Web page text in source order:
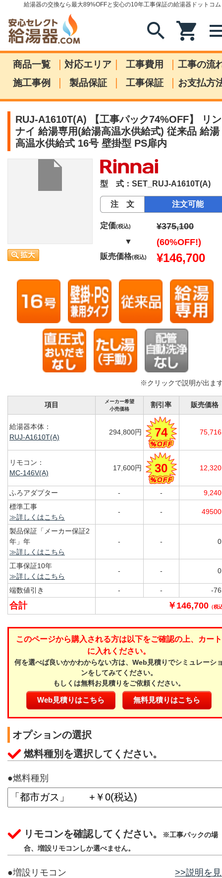
給湯器の交換なら最大89%OFFと安心の10年工事保証の給湯器ドットコム
search shopping_cart
商品一覧 | 対応エリア | 工事費用 | 工事の流
施工事例
| 製品保証 | 工事保証 | お支払方
RUJ-A1610T(A) 【工事パック74%OFF】 リン
ナイ 給湯専用(給湯高温水供給式) 従来品 給湯
高温水供給式 16号 壁掛型 PS扉内
型 式：SET_RUJ-A1610T(A)
注 文 注文可能
定価(税込) ¥375,100
▼ (60%OFF!)
販売価格(税込) ¥146,700
※クリックで説明が出ま
項目
メーカー希望
小売価格
割引率 販売価格
給湯器本体：
RUJ-A1610T(A)
294,800円 74
リモコン：
MC-146V(A)
17,600円 30
ふろアダプター - -
標準工事
≫詳しくはこちら
- -
製品保証「メーカー保証2
年」年
≫詳しくはこちら
- -
工事保証10年
≫詳しくはこちら
- -
端数値引き - - -
合計 ￥146,700 （税
このページから購入される方は以下をご確認の上、カート
に入れください。
何を選べば良いかかわからない方は、Web見積りでシミュレーシ
ンをしてみてください。
もしくは無料お見積りをご依頼ください。
Web見積りはこちら 無料見積りはこちら
オプションの選択
燃料種別を選択してください。
●燃料種別
リモコンを確認してください。
※工事パックの場
合、増設リモコンしか選べません。
●増設リモコン >>説明を